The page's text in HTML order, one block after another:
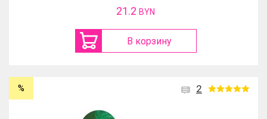
21.2 BYN
В корзину
2
%